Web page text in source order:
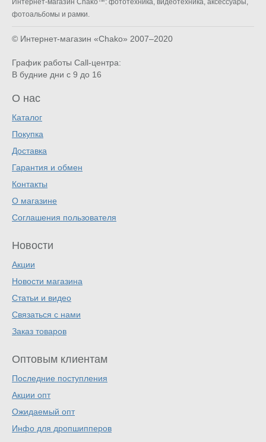
фотоальбомы и рамки.
© Интернет-магазин «Chako» 2007–2020
График работы Call-центра:
В будние дни с 9 до 16
О нас
Каталог
Покупка
Доставка
Гарантия и обмен
Контакты
О магазине
Соглашения пользователя
Новости
Акции
Новости магазина
Статьи и видео
Связаться с нами
Заказ товаров
Оптовым клиентам
Последние поступления
Акции опт
Ожидаемый опт
Инфо для дропшипперов